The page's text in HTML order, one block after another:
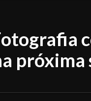
próxima